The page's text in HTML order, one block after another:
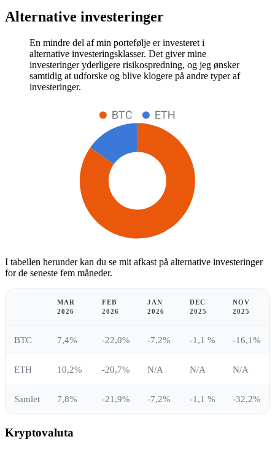
Alternative investeringer
En mindre del af min portefølje er investeret i
alternative investeringsklasser. Det giver mine
investeringer yderligere risikospredning, og jeg ønsker
samtidig at udforske og blive klogere på andre typer af
investeringer.
I tabellen herunder kan du se mit afkast på alternative investeringer
for de seneste fem måneder.
MAR
2026
FEB
2026
JAN
2026
DEC
2025
NOV
2025
BTC 7,4% -22,0% -7,2% -1,1 % -16,1%
ETH 10,2% -20,7% N/A N/A N/A
Samlet 7,8% -21,9% -7,2% -1,1 % -32,2%
Kryptovaluta